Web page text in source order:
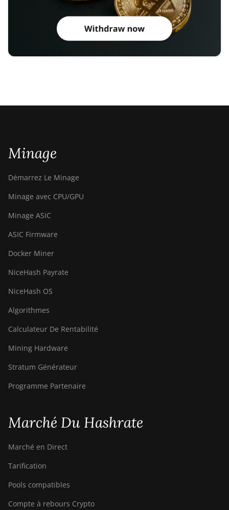
Minage
Démarrez Le Minage
Minage avec CPU/GPU
Minage ASIC
ASIC Firmware
Docker Miner
NiceHash Payrate
NiceHash OS
Algorithmes
Calculateur De Rentabilité
Mining Hardware
Stratum Générateur
Programme Partenaire
Marché Du Hashrate
Marché en Direct
Tarification
Pools compatibles
Compte à rebours Crypto